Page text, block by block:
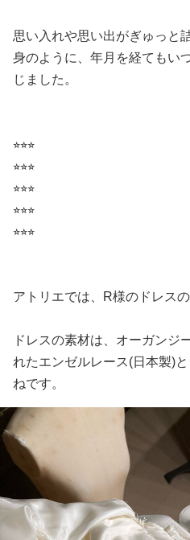
思い入れや思い出がぎゅっと
身のように、年月を経てもい
じました。
⭐︎⭐︎⭐︎
⭐︎⭐︎⭐︎
⭐︎⭐︎⭐︎
⭐︎⭐︎⭐︎
⭐︎⭐︎⭐︎
アトリエでは、R様のドレス
ドレスの素材は、オーガンジ
れたエンゼルレース(日本製)
ねです。